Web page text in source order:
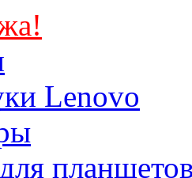
Lenovo